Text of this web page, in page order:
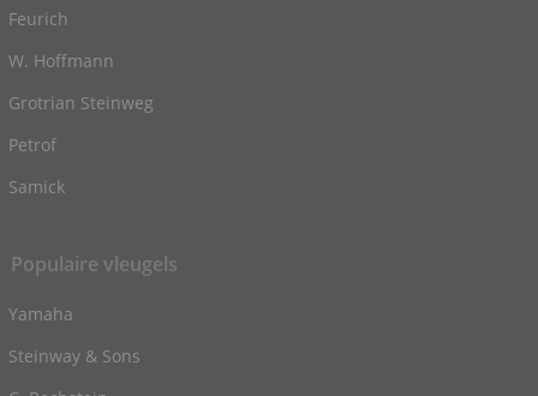
Feurich
W. Hoffmann
Grotrian Steinweg
Petrof
Samick
Populaire vleugels
Yamaha
Steinway & Sons